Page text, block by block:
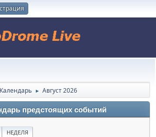
Календарь ► Август 2026
предстоящих событий
НЕДЕЛЯ